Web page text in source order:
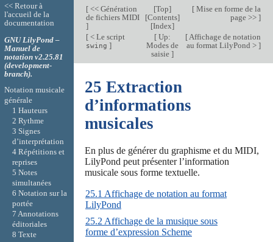
[<< Génération
de fichiers MIDI
]
[Top]
[Contents]
[Index]
[Mise en forme de la
page >> ]
[< Le script
swing ]
[Up:
Modes de
saisie ]
[Affichage de notation
au format LilyPond > ]
25 Extraction
d’informations
musicales
En plus de générer du graphisme et du MIDI,
LilyPond peut présenter l’information
musicale sous forme textuelle.
25.1 Affichage de notation au format
LilyPond
25.2 Affichage de la musique sous
forme d’expression Scheme
<< Retour à
l'accueil de la
documentation
GNU LilyPond –
Manuel de
notation v2.25.81
(development-
branch).
Notation musicale
générale
1 Hauteurs
2 Rythme
3 Signes
d’interprétation
4 Répétitions et
reprises
5 Notes
simultanées
6 Notation sur la
portée
7 Annotations
éditoriales
8 Texte